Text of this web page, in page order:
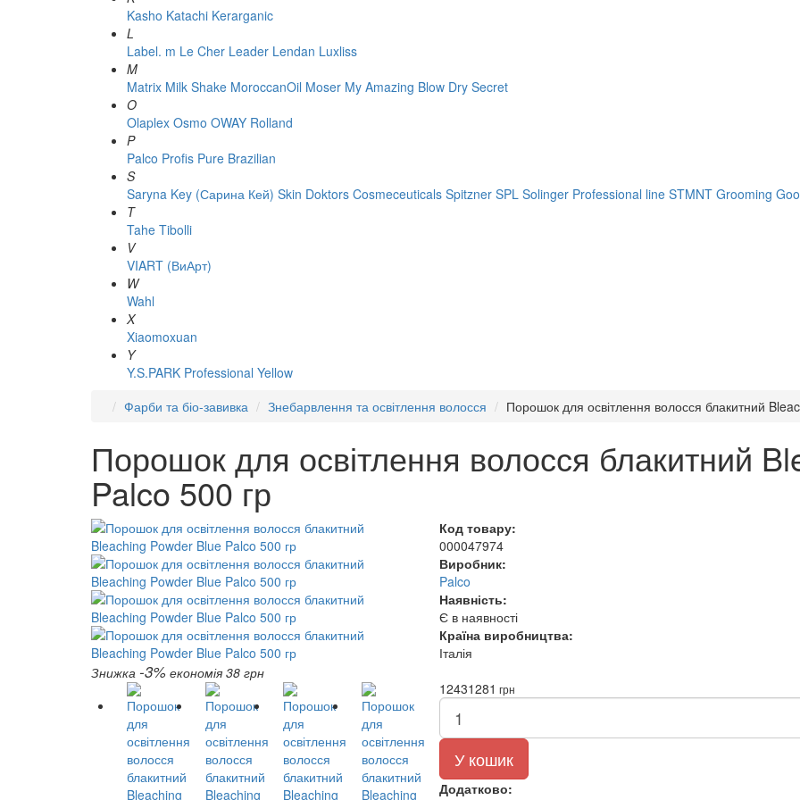
Kasho Katachi Kerarganic
L
Label. m Le Cher Leader Lendan Luxliss
M
Matrix Milk Shake MoroccanOil Moser My Amazing Blow Dry Secret
O
Olaplex Osmo OWAY Rolland
P
Palco Profis Pure Brazilian
S
Saryna Key (Сарина Кей) Skin Doktors Cosmeceuticals Spitzner SPL Solinger Professional line STMNT Grooming
T
Tahe Tibolli
V
VIART (ВиАрт)
W
Wahl
X
Xiaomoxuan
Y
Y.S.PARK Professional Yellow
Фарби та біо-завивка
Знебарвлення та освітлення волосся Порошок для освітлення волосся блакитний
Порошок для освітлення волосся блакитний
Palco 500 гр
Знижка -3% економія 38 грн
Код товару:
000047974
Виробник:
Palco
Наявність:
Є в наявності
Країна виробництва:
Італія
12431281 грн
У кошик
Додатково: